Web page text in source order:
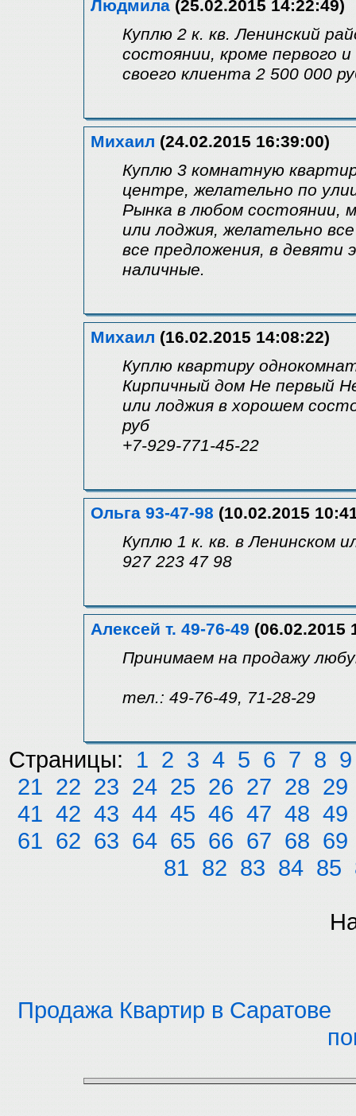
Людмила (25.02.2015 14:22:49)
Куплю 2 к. кв. Ленинский
состоянии, кроме первого
своего клиента 2 500 000
Михаил (24.02.2015 16:39:00)
Куплю 3 комнатную
центре, желательно по
Рынка в любом состоянии,
или лоджия, желательно
все предложения, в девяти
наличные.
Михаил (16.02.2015 14:08:22)
Куплю квартиру
Кирпичный дом Не первый
или лоджия в хорошем
руб
+7-929-771-45-22
Ольга 93-47-98 (10.02.2015
Куплю 1 к. кв. в Ленинском
927 223 47 98
Алексей т. 49-76-49 (06.02.2015
Принимаем на продажу
тел.: 49-76-49, 71-28-29
Страницы: 1 2 3 4 5 6 7 8 9
21 22 23 24 25 26 27 28 29
41 42 43 44 45 46 47 48 49
61 62 63 64 65 66 67 68 69
81 82 83 84 85
Продажа Квартир в Саратове